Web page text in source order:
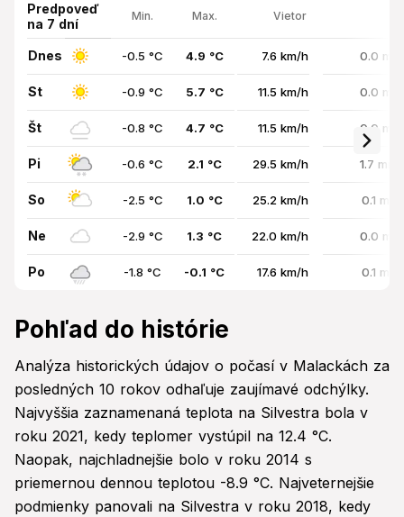
Predpoveď
na 7 dní
Min. Max. Vietor
Dnes -0.5 °C 4.9 °C 7.6 km/h 0.0
St -0.9 °C 5.7 °C 11.5 km/h 0.0
Št -0.8 °C 4.7 °C 11.5 km/h 0.0
Pi -0.6 °C 2.1 °C 29.5 km/h 1.7 mm
So -2.5 °C 1.0 °C 25.2 km/h 0.1
Ne -2.9 °C 1.3 °C 22.0 km/h 0.0
Po -1.8 °C -0.1 °C 17.6 km/h 0.1
Pohľad do histórie
Analýza historických údajov o počasí v Malackách za
posledných 10 rokov odhaľuje zaujímavé odchýlky.
Najvyššia zaznamenaná teplota na Silvestra bola v
roku 2021, kedy teplomer vystúpil na 12.4 °C.
Naopak, najchladnejšie bolo v roku 2014 s
priemernou dennou teplotou -8.9 °C. Najveternejšie
podmienky panovali na Silvestra v roku 2018, kedy